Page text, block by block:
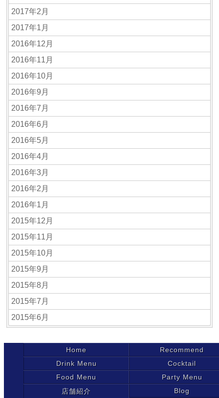
2017年2月
2017年1月
2016年12月
2016年11月
2016年10月
2016年9月
2016年7月
2016年6月
2016年5月
2016年4月
2016年3月
2016年2月
2016年1月
2015年12月
2015年11月
2015年10月
2015年9月
2015年8月
2015年7月
2015年6月
Home
Recommend
Drink Menu
Cocktail
Food Menu
Party Menu
店舗紹介
Blog